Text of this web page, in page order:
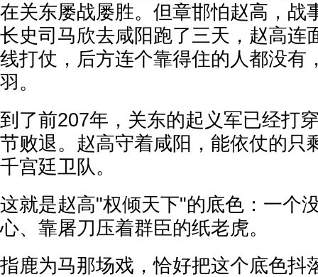
在关东屡战屡胜。但章邯怕赵高，战
长史司马欣去咸阳跑了三天，赵高连
线打仗，后方连个靠得住的人都没有
羽。
到了前207年，关东的起义军已经打
节败退。赵高守着咸阳，能依仗的只
千宫廷卫队。
这就是赵高"权倾天下"的底色：一个
心、靠屠刀压着群臣的纸老虎。
指鹿为马那场戏，恰好把这个底色抖